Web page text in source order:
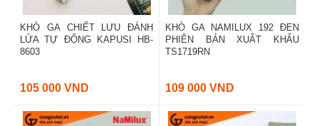
KHÒ GA CHIẾT LƯU ĐÁNH
LỬA TỰ ĐỘNG KAPUSI HB-
8603
105 000 VND
KHÒ GA NAMILUX 192 ĐEN
PHIÊN BẢN XUẤT KHẨU
TS1719RN
109 000 VND